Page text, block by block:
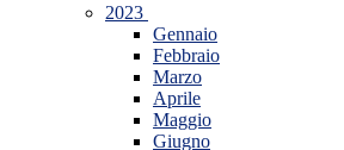
2023
Gennaio
Febbraio
Marzo
Aprile
Maggio
Giugno